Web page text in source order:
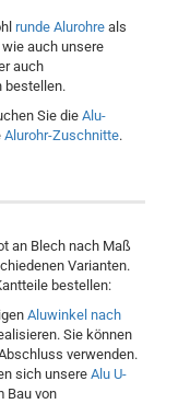
runde Alurohre als
auch unsere
auch
bestellen.
Sie die Alu-
Alurohr-Zuschnitte.
an Blech nach Maß
Varianten.
bestellen:
Aluwinkel nach
Sie können
verwenden.
sich unsere Alu U-
Bau von